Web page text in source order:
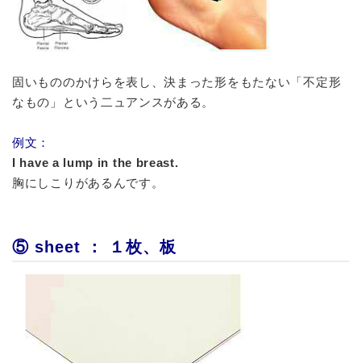
固いもののかけらを表し、決まった形をもたない「不定形
なもの」という二ュアンスがある。
例文：
I have a lump in the breast.
胸にしこりがあるんです。
⑤ sheet ： １枚、板